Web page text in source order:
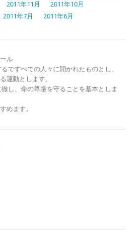
2011年11月
2011年10月
2011年7月 2011年6月
ル
ですべての人々に開かれたものとし、
運動とします。
し、命の尊厳を守ることを基本としま
めます。